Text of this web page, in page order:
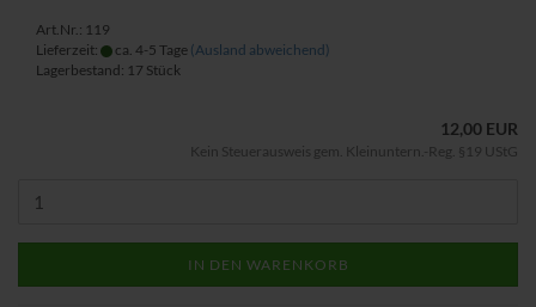
Art.Nr.: 119
Lieferzeit:
ca. 4-5 Tage (Ausland abweichend)
Lagerbestand: 17 Stück
12,00 EUR
Kein Steuerausweis gem. Kleinuntern.-Reg. §19 UStG
IN DEN WARENKORB